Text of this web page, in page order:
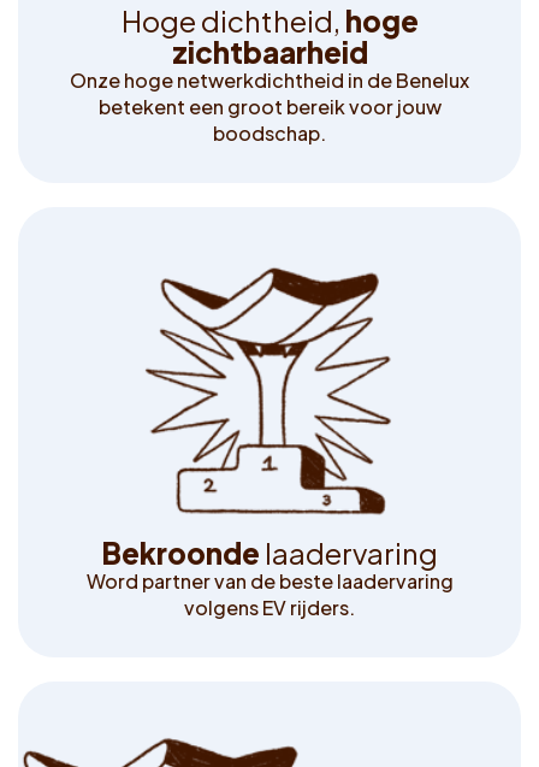
Hoge dichtheid, hoge
zichtbaarheid
Onze hoge netwerkdichtheid in de Benelux
betekent een groot bereik voor jouw
boodschap.
Bekroonde laadervaring
Word partner van de beste laadervaring
volgens EV rijders.